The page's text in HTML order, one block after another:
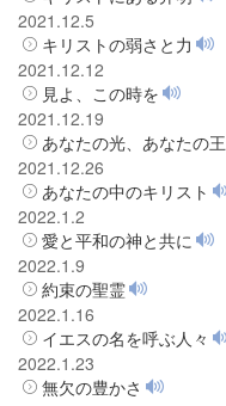
2021.12.5
キリストの弱さと力
2021.12.12
見よ、この時を
2021.12.19
あなたの光、あなたの王
2021.12.26
あなたの中のキリスト
2022.1.2
愛と平和の神と共に
2022.1.9
約束の聖霊
2022.1.16
イエスの名を呼ぶ人々
2022.1.23
無欠の豊かさ